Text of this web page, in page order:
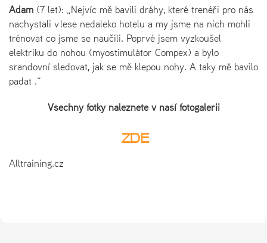
Adam (7 let): „Nejvíc mě bavili dráhy, které trenéři pro nás
nachystali v lese nedaleko hotelu a my jsme na nich mohli
trénovat co jsme se naučili. Poprvé jsem vyzkoušel
elektriku do nohou (myostimulátor Compex) a bylo
srandovní sledovat, jak se mě klepou nohy. A taky mě bavilo
padat .“
Všechny fotky naleznete v naší fotogalerii
ZDE
Alltraining.cz